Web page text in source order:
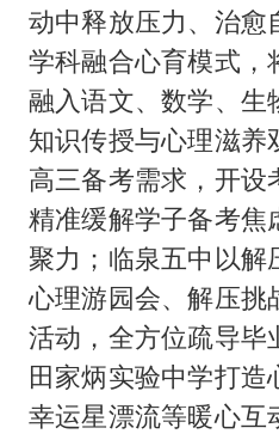
动中释放压力、治愈
学科融合心育模式，
融入语文、数学、生
知识传授与心理滋养
高三备考需求，开设
精准缓解学子备考焦
聚力；临泉五中以解
心理游园会、解压挑
活动，全方位疏导毕
田家炳实验中学打造
幸运星漂流等暖心互